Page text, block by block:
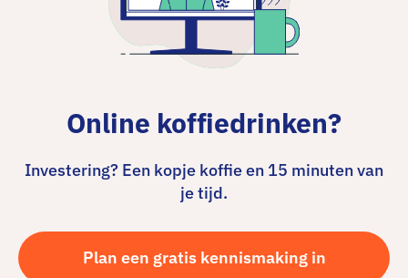
Online koffiedrinken?
Investering? Een kopje koffie en 15 minuten van
je tijd.
Plan een gratis kennismaking in